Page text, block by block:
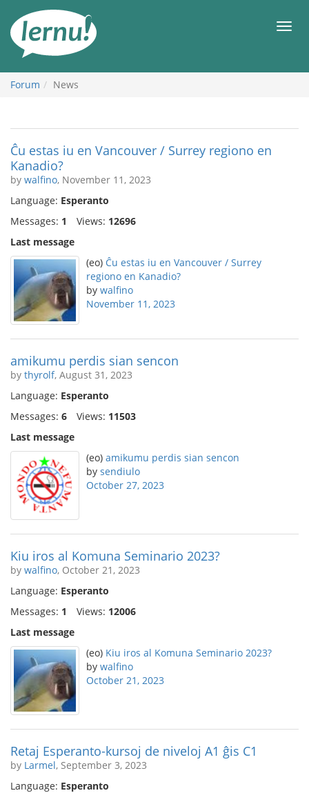
the
content
Forum News
Ĉu estas iu en Vancouver / Surrey regiono en
Kanadio?
by walfino, November 11, 2023
Language: Esperanto
Messages: 1 Views: 12696
Last message
(eo) Ĉu estas iu en Vancouver / Surrey
regiono en Kanadio?
by walfino
November 11, 2023
amikumu perdis sian sencon
by thyrolf, August 31, 2023
Language: Esperanto
Messages: 6 Views: 11503
Last message
(eo) amikumu perdis sian sencon
by sendiulo
October 27, 2023
Kiu iros al Komuna Seminario 2023?
by walfino, October 21, 2023
Language: Esperanto
Messages: 1 Views: 12006
Last message
(eo) Kiu iros al Komuna Seminario 2023?
by walfino
October 21, 2023
Retaj Esperanto-kursoj de niveloj A1 ĝis C1
by Larmel, September 3, 2023
Language: Esperanto